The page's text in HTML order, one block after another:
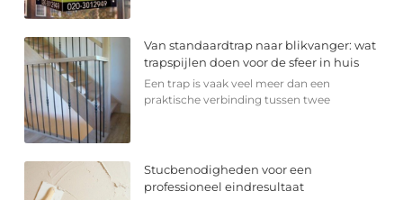
Van standaardtrap naar blikvanger: wat
trapspijlen doen voor de sfeer in huis
Een trap is vaak veel meer dan een
praktische verbinding tussen twee
Stucbenodigheden voor een
professioneel eindresultaat